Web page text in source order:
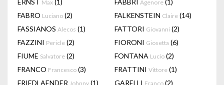
ERNST Max (1) FABBRI Agenore (1)
FABRO Luciano (2) FALKENSTEIN Claire (14)
FASSIANOS Alecos (1) FATTORI Giovanni (2)
FAZZINI Pericle (2) FIORONI Giosetta (6)
FIUME Salvatore (2) FONTANA Lucio (2)
FRANCO Francesco (3) FRATTINI Vittore (1)
FRIEDLAENDER Johnny (1) GARELLI Franco (2)